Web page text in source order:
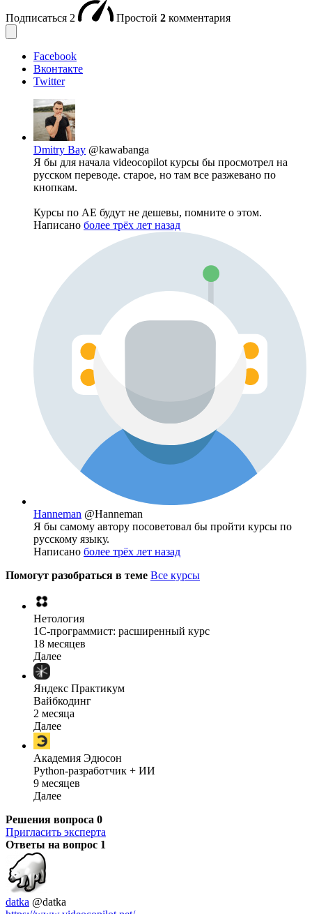
Подписаться 2 Простой 2 комментария
Facebook
Вконтакте
Twitter
Dmitry Bay @kawabanga
Я бы для начала videocopilot курсы бы просмотрел на
русском переводе. старое, но там все разжевано по
кнопкам.
Курсы по AE будут не дешевы, помните о этом.
Написано более трёх лет назад
Hanneman @Hanneman
Я бы самому автору посоветовал бы пройти курсы по
русскому языку.
Написано более трёх лет назад
Помогут разобраться в теме Все курсы
Нетология
1C-программист: расширенный курс
18 месяцев
Далее
Яндекс Практикум
Вайбкодинг
2 месяца
Далее
Академия Эдюсон
Python-разработчик + ИИ
9 месяцев
Далее
Решения вопроса 0
Пригласить эксперта
Ответы на вопрос 1
datka @datka